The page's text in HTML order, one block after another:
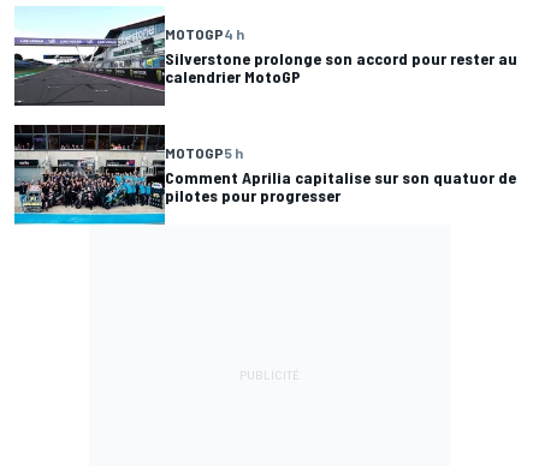
MOTOGP4 h
Silverstone prolonge son accord pour rester au
calendrier MotoGP
MOTOGP5 h
Comment Aprilia capitalise sur son quatuor de
pilotes pour progresser